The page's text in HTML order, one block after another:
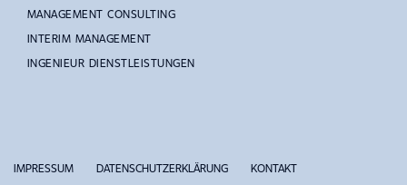
MANAGEMENT CONSULTING
INTERIM MANAGEMENT
INGENIEUR DIENSTLEISTUNGEN
IMPRESSUM DATENSCHUTZERKLÄRUNG KONTAKT